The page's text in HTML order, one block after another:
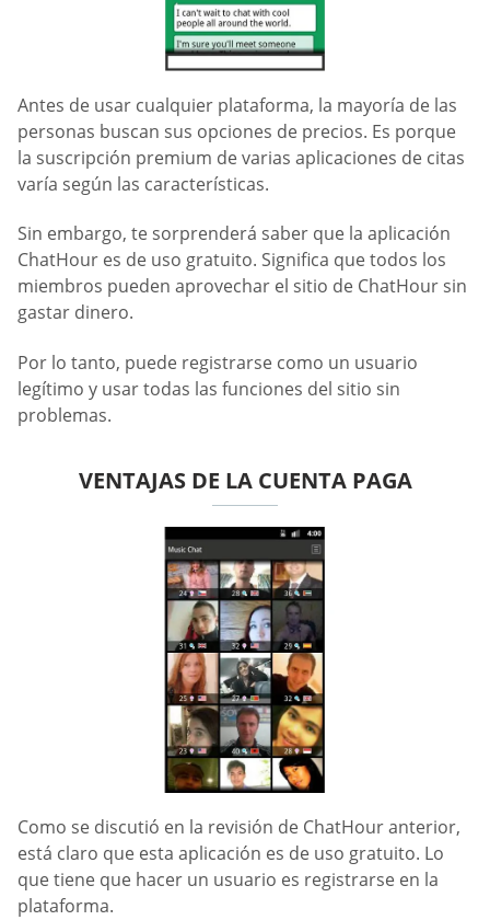
Antes de usar cualquier plataforma, la mayoría de las
personas buscan sus opciones de precios. Es porque
la suscripción premium de varias aplicaciones de citas
varía según las características.
Sin embargo, te sorprenderá saber que la aplicación
ChatHour es de uso gratuito. Significa que todos los
miembros pueden aprovechar el sitio de ChatHour sin
gastar dinero.
Por lo tanto, puede registrarse como un usuario
legítimo y usar todas las funciones del sitio sin
problemas.
VENTAJAS DE LA CUENTA PAGA
Como se discutió en la revisión de ChatHour anterior,
está claro que esta aplicación es de uso gratuito. Lo
que tiene que hacer un usuario es registrarse en la
plataforma.